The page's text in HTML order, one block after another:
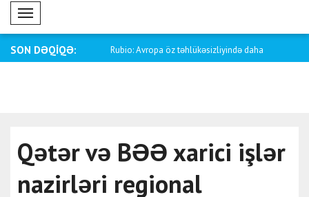
Mobil Menü
SON DƏQİQƏ:
xarici işlər nazirlə.. Rubio: Avropa öz təhlükəsizliyində daha
Qətər və BƏƏ xarici işlər
nazirləri regional